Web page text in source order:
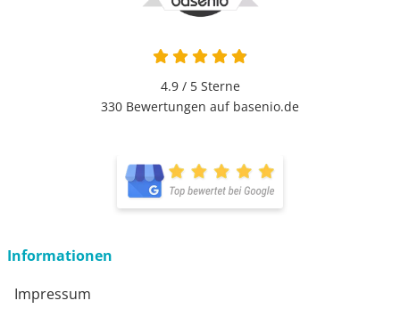
4.9 von 5
4.9 / 5Sterne
330 Bewertungen auf basenio.de
öffnet in neuem Fenster
Informationen
Impressum